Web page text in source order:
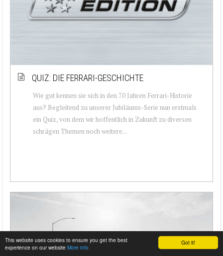
Got it!
This website uses cookies to ensure you get the best
experience on our website More info
QUIZ: DIE FERRARI-GESCHICHTE
Wie gut kennen sie sich in den 70 Jahren Ferrari-Historie
aus? Begleitend zu unserer Jubiläums-Serie nun erstmals
ein Quiz, von dem wir hoffentlich in Zukunft zu diversen
schrägen Themen noch weitere...